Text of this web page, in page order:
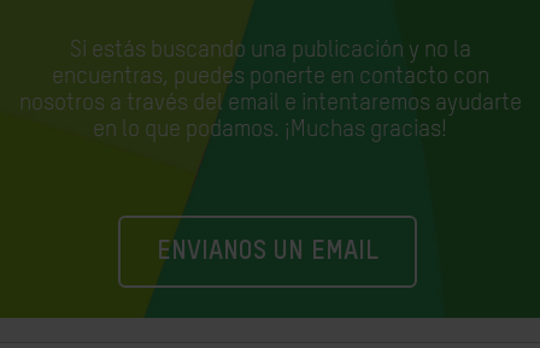
Si estás buscando una publicación y no la
encuentras, puedes ponerte en contacto con
nosotros a través del email e intentaremos ayudarte
en lo que podamos. ¡Muchas gracias!
ENVIANOS UN EMAIL